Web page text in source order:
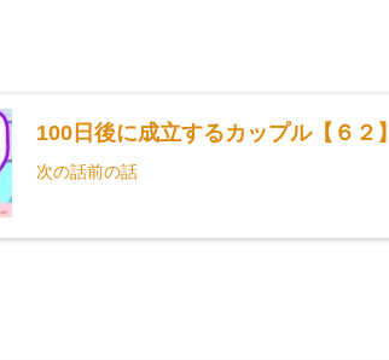
100日後に成立するカップル【６２】
次の話前の話